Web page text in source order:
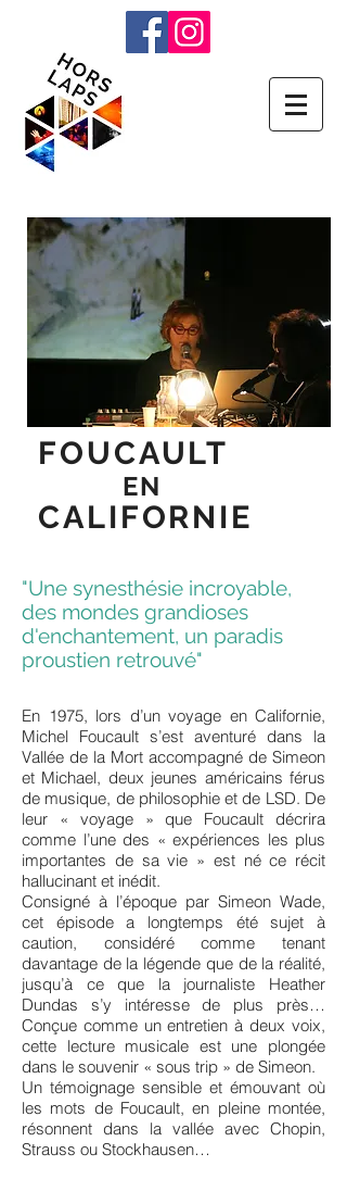
FOUCAULT
EN
CALIFORNIE
"Une synesthésie incroyable,
des mondes grandioses
d'enchantement, un paradis
proustien retrouvé"
En 1975, lors d’un voyage en Californie,
Michel Foucault s’est aventuré dans la
Vallée de la Mort accompagné de Simeon
et Michael, deux jeunes américains férus
de musique, de philosophie et de LSD. De
leur « voyage » que Foucault décrira
comme l’une des « expériences les plus
importantes de sa vie » est né ce récit
hallucinant et inédit.
Consigné à l’époque par Simeon Wade,
cet épisode a longtemps été sujet à
caution, considéré comme tenant
davantage de la légende que de la réalité,
jusqu’à ce que la journaliste Heather
Dundas s’y intéresse de plus près…
Conçue comme un entretien à deux voix,
cette lecture musicale est une plongée
dans le souvenir « sous trip » de Simeon.
Un témoignage sensible et émouvant où
les mots de Foucault, en pleine montée,
résonnent dans la vallée avec Chopin,
Strauss ou Stockhausen…